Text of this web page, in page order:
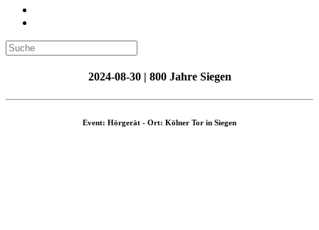
2024-08-30 | 800 Jahre Siegen
Event: Hörgerät - Ort: Kölner Tor in Siegen